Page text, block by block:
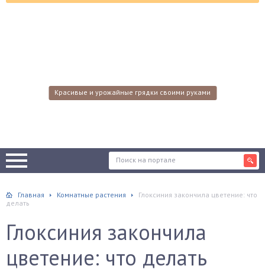
Красивые и урожайные грядки своими руками
Главная Комнатные растения
Глоксиния закончила цветение: что
делать
Глоксиния закончила
цветение: что делать